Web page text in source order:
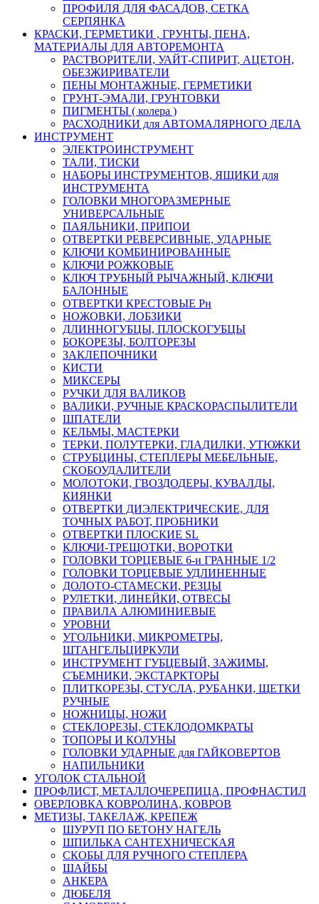
ПРОФИЛЯ ДЛЯ ФАСАДОВ, СЕТКА
СЕРПЯНКА
КРАСКИ, ГЕРМЕТИКИ , ГРУНТЫ, ПЕНА,
МАТЕРИАЛЫ ДЛЯ АВТОРЕМОНТА
РАСТВОРИТЕЛИ, УАЙТ-СПИРИТ, АЦЕТОН,
ОБЕЗЖИРИВАТЕЛИ
ПЕНЫ МОНТАЖНЫЕ, ГЕРМЕТИКИ
ГРУНТ-ЭМАЛИ, ГРУНТОВКИ
ПИГМЕНТЫ ( колера )
РАСХОДНИКИ для АВТОМАЛЯРНОГО ДЕЛА
ИНСТРУМЕНТ
ЭЛЕКТРОИНСТРУМЕНТ
ТАЛИ, ТИСКИ
НАБОРЫ ИНСТРУМЕНТОВ, ЯЩИКИ для
ИНСТРУМЕНТА
ГОЛОВКИ МНОГОРАЗМЕРНЫЕ
УНИВЕРСАЛЬНЫЕ
ПАЯЛЬНИКИ, ПРИПОИ
ОТВЕРТКИ РЕВЕРСИВНЫЕ, УДАРНЫЕ
КЛЮЧИ КОМБИНИРОВАННЫЕ
КЛЮЧИ РОЖКОВЫЕ
КЛЮЧ ТРУБНЫЙ РЫЧАЖНЫЙ, КЛЮЧИ
БАЛОННЫЕ
ОТВЕРТКИ КРЕСТОВЫЕ Рн
НОЖОВКИ, ЛОБЗИКИ
ДЛИННОГУБЦЫ, ПЛОСКОГУБЦЫ
БОКОРЕЗЫ, БОЛТОРЕЗЫ
ЗАКЛЕПОЧНИКИ
КИСТИ
МИКСЕРЫ
РУЧКИ ДЛЯ ВАЛИКОВ
ВАЛИКИ, РУЧНЫЕ КРАСКОРАСПЫЛИТЕЛИ
ШПАТЕЛИ
КЕЛЬМЫ, МАСТЕРКИ
ТЕРКИ, ПОЛУТЕРКИ, ГЛАДИЛКИ, УТЮЖКИ
СТРУБЦИНЫ, СТЕПЛЕРЫ МЕБЕЛЬНЫЕ,
СКОБОУДАЛИТЕЛИ
МОЛОТОКИ, ГВОЗДОДЕРЫ, КУВАЛДЫ,
КИЯНКИ
ОТВЕРТКИ ДИЭЛЕКТРИЧЕСКИЕ, ДЛЯ
ТОЧНЫХ РАБОТ, ПРОБНИКИ
ОТВЕРТКИ ПЛОСКИЕ SL
КЛЮЧИ-ТРЕЩОТКИ, ВОРОТКИ
ГОЛОВКИ ТОРЦЕВЫЕ 6-и ГРАННЫЕ 1/2
ГОЛОВКИ ТОРЦЕВЫЕ УДЛИНЕННЫЕ
ДОЛОТО-СТАМЕСКИ, РЕЗЦЫ
РУЛЕТКИ, ЛИНЕЙКИ, ОТВЕСЫ
ПРАВИЛА АЛЮМИНИЕВЫЕ
УРОВНИ
УГОЛЬНИКИ, МИКРОМЕТРЫ,
ШТАНГЕЛЬЦИРКУЛИ
ИНСТРУМЕНТ ГУБЦЕВЫЙ, ЗАЖИМЫ,
СЪЕМНИКИ, ЭКСТАРКТОРЫ
ПЛИТКОРЕЗЫ, СТУСЛА, РУБАНКИ, ЩЕТКИ
РУЧНЫЕ
НОЖНИЦЫ, НОЖИ
СТЕКЛОРЕЗЫ, СТЕКЛОДОМКРАТЫ
ТОПОРЫ И КОЛУНЫ
ГОЛОВКИ УДАРНЫЕ для ГАЙКОВЕРТОВ
НАПИЛЬНИКИ
УГОЛОК СТАЛЬНОЙ
ПРОФЛИСТ, МЕТАЛЛОЧЕРЕПИЦА, ПРОФНАСТИЛ
ОВЕРЛОВКА КОВРОЛИНА, КОВРОВ
МЕТИЗЫ, ТАКЕЛАЖ, КРЕПЕЖ
ШУРУП ПО БЕТОНУ НАГЕЛЬ
ШПИЛЬКА САНТЕХНИЧЕСКАЯ
СКОБЫ ДЛЯ РУЧНОГО СТЕПЛЕРА
ШАЙБЫ
АНКЕРА
ДЮБЕЛЯ